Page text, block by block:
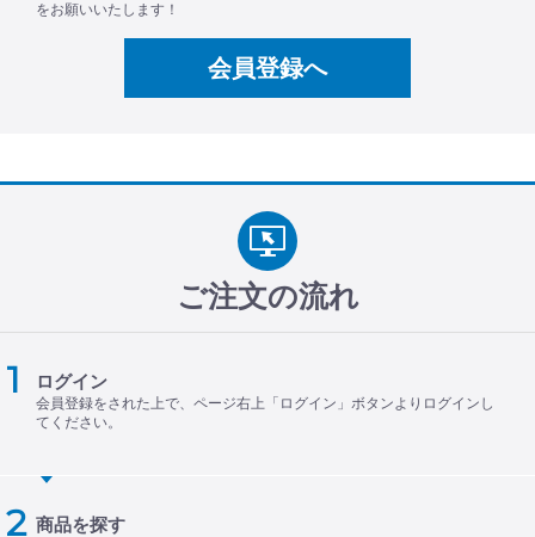
をお願いいたします！
会員登録へ
ご注文の流れ
ログイン
会員登録をされた上で、ページ右上「ログイン」ボタンよりログインし
てください。
商品を探す